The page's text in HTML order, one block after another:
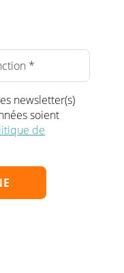
newsletter(s)
soient
de